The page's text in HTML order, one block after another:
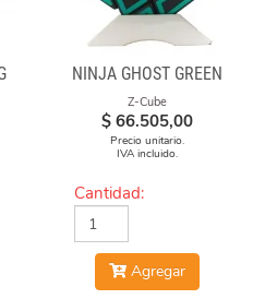
NINJA GHOST GREEN
Z-Cube
$ 66.505,00
Precio unitario.
IVA incluido.
Cantidad:
Agregar